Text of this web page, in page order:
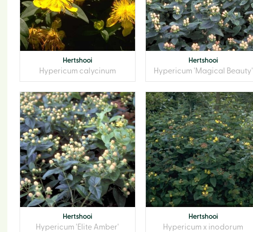
Hertshooi
Hypericum calycinum
Hertshooi
Hypericum 'Magical Beauty'
Hertshooi
Hypericum 'Elite Amber'
Hertshooi
Hypericum x inodorum